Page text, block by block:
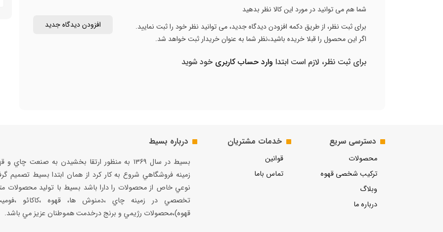
شما هم می توانید در مورد این کالا نظر بدهید
برای ثبت نظر، از طریق دکمه افزودن دیدگاه جدید، می توانید نظر خود را ثبت نمایید.
اگر این محصول را قبلا خریده باشید،نظر شما به عنوان خریدار ثبت خواهد شد.
افزودن دیدگاه جدید
برای ثبت نظر، لازم است ابتدا وارد حساب کاربری خود شوید
دسترسی سریع
محصولات
ترکیب شخصی قهوه
وبلاگ
درباره ما
خدمات مشتریان
قوانین
تماس باما
درباره بسیط
بسيط در سال ۱۳۶۹ به منظور ارتقا بخشيدن به صنعت چاي
زمينه فروشگاهي شروع به كار كرد از همان ابتدا بسيط تصميم
نوعي خاص از محصولات را دارا باشد بسيط با توليد محصولات
تخصصي در زمينه چاي ،دمنوش ها، قهوه ،كاكائو
قهوه)،محصولات رژيمي و برنج درخدمت هموطنان عزيز مي باشد.